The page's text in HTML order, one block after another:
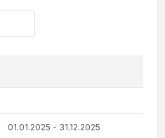
01.01.2025 - 31.12.2025